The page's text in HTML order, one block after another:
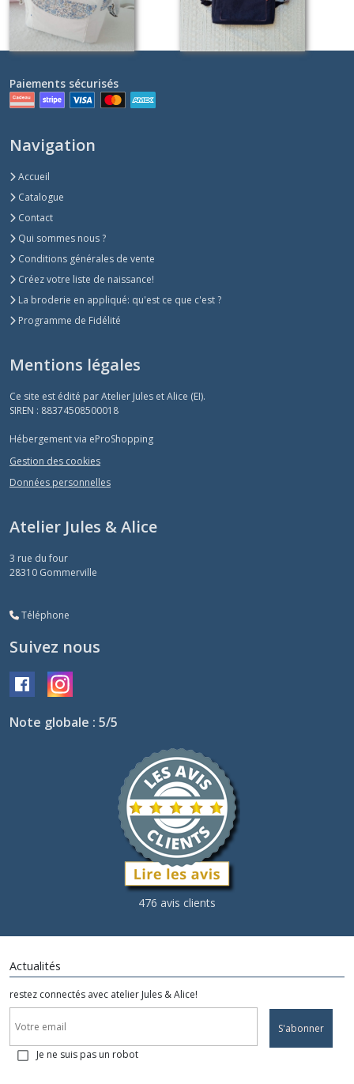
Paiements sécurisés
Navigation
Accueil
Catalogue
Contact
Qui sommes nous ?
Conditions générales de vente
Créez votre liste de naissance!
La broderie en appliqué: qu'est ce que c'est ?
Programme de Fidélité
Mentions légales
Ce site est édité par Atelier Jules et Alice (EI).
SIREN : 88374508500018
Hébergement via eProShopping
Gestion des cookies
Données personnelles
Atelier Jules & Alice
3 rue du four
28310 Gommerville
Téléphone
Suivez nous
Note globale : 5/5
476 avis clients
Actualités
restez connectés avec atelier Jules & Alice!
S'abonner
Je ne suis pas un robot